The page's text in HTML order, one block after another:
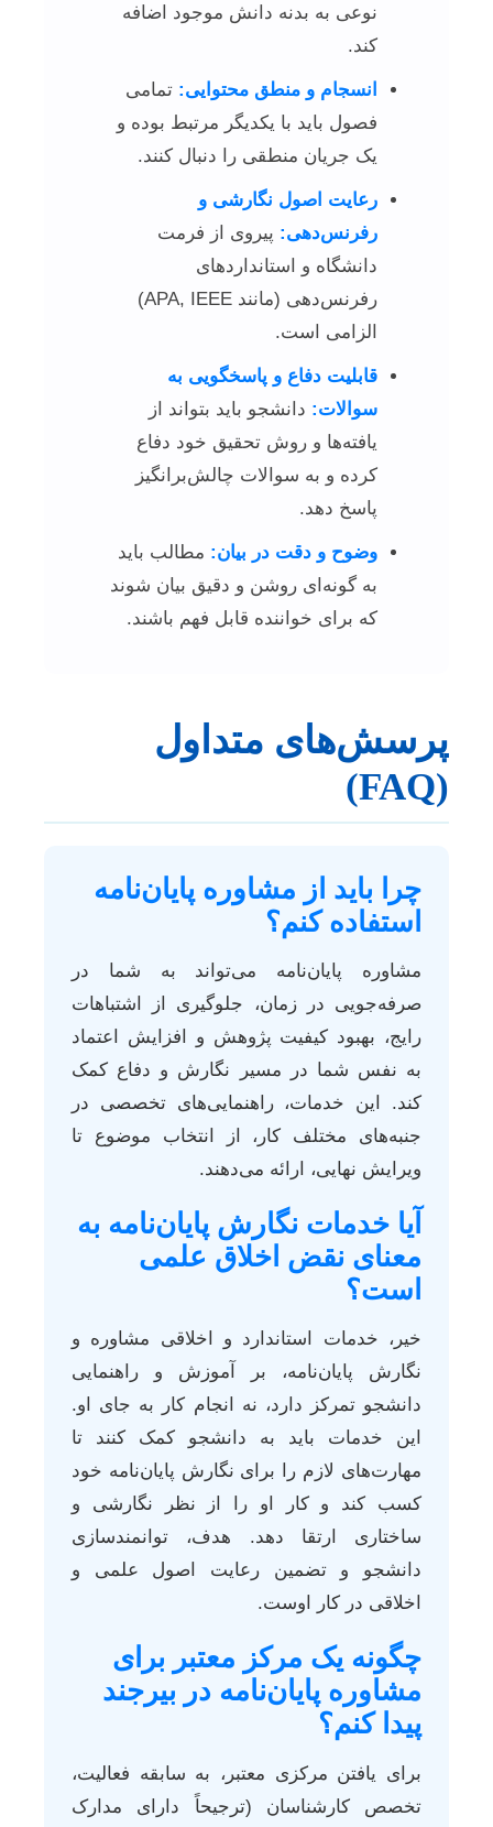
نوعی به بدنه دانش موجود اضافه
کند.
انسجام و منطق محتوایی: تمامی
فصول باید با یکدیگر مرتبط بوده و
یک جریان منطقی را دنبال کنند.
رعایت اصول نگارشی و
رفرنس‌دهی: پیروی از فرمت
دانشگاه و استانداردهای
رفرنس‌دهی (مانند APA, IEEE)
الزامی است.
قابلیت دفاع و پاسخگویی به
سوالات: دانشجو باید بتواند از
یافته‌ها و روش تحقیق خود دفاع
کرده و به سوالات چالش‌برانگیز
پاسخ دهد.
وضوح و دقت در بیان: مطالب باید
به گونه‌ای روشن و دقیق بیان شوند
که برای خواننده قابل فهم باشند.
پرسش‌های متداول
(FAQ)
چرا باید از مشاوره پایان‌نامه
استفاده کنم؟
مشاوره پایان‌نامه می‌تواند به شما در
صرفه‌جویی در زمان، جلوگیری از اشتباهات
رایج، بهبود کیفیت پژوهش و افزایش اعتماد
به نفس شما در مسیر نگارش و دفاع کمک
کند. این خدمات، راهنمایی‌های تخصصی در
جنبه‌های مختلف کار، از انتخاب موضوع تا
ویرایش نهایی، ارائه می‌دهند.
آیا خدمات نگارش پایان‌نامه به
معنای نقض اخلاق علمی
است؟
خیر، خدمات استاندارد و اخلاقی مشاوره و
نگارش پایان‌نامه، بر آموزش و راهنمایی
دانشجو تمرکز دارد، نه انجام کار به جای او.
این خدمات باید به دانشجو کمک کنند تا
مهارت‌های لازم را برای نگارش پایان‌نامه خود
کسب کند و کار او را از نظر نگارشی و
ساختاری ارتقا دهد. هدف، توانمندسازی
دانشجو و تضمین رعایت اصول علمی و
اخلاقی در کار اوست.
چگونه یک مرکز معتبر برای
مشاوره پایان‌نامه در بیرجند
پیدا کنم؟
برای یافتن مرکزی معتبر، به سابقه فعالیت،
تخصص کارشناسان (ترجیحاً دارای مدارک